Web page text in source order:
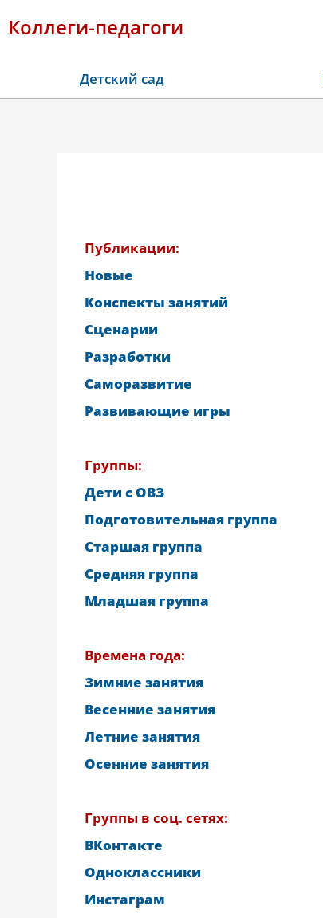
Коллеги-педагоги
Детский сад
Публикации:
Новые
Конспекты занятий
Сценарии
Разработки
Саморазвитие
Развивающие игры
Группы:
Дети с ОВЗ
Подготовительная группа
Старшая группа
Средняя группа
Младшая группа
Времена года:
Зимние занятия
Весенние занятия
Летние занятия
Осенние занятия
Группы в соц. сетях:
ВКонтакте
Одноклассники
Инстаграм